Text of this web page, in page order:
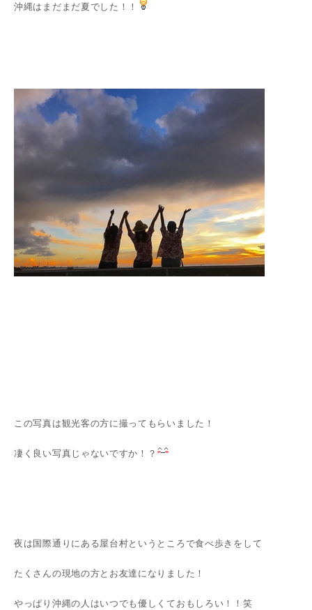
沖縄はまだまだ夏でした！！
この写真は観光客の方に撮ってもらいました！
凄く良い写真じゃないですか！？
夜は国際通りにある屋台村というところで食べ歩きをして
たくさんの現地の方とお友達になりました！
やっぱり沖縄の人はいつでも優しくておもしろい！！笑